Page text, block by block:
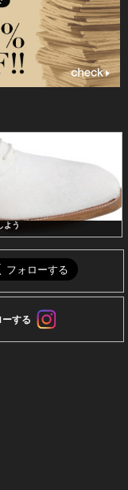
よう
する